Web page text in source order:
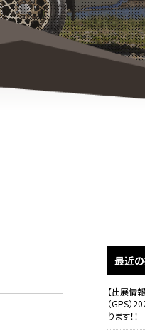
最近
【出展情
（GPS）
ります！！